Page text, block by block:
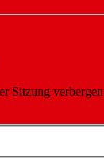
Sitzung verbergen